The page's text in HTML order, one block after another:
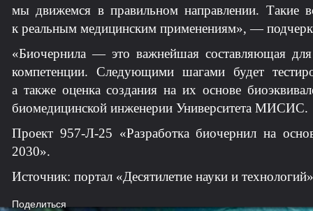
мы движемся в правильном направлении. Такие
к реальным медицинским применениям», —
«Биочернила — это важнейшая составляющая
компетенции. Следующими шагами будет
а также оценка создания на их основе
биомедицинской инженерии Университета МИСИС.
Проект 957-Л-25 «Разработка биочернил на
2030».
Источник: портал «Десятилетие науки и технологий»
Поделиться